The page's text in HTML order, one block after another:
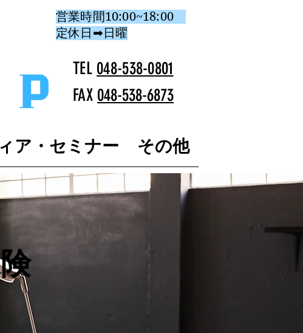
営業時間10:00~18:00
定休日➡日曜
TEL 048-538-0801
FAX 048-538-6873
ア・セミナー その他